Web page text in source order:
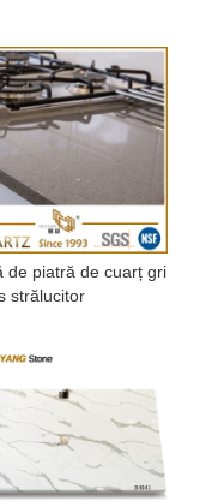
de piatră de cuarț gri
strălucitor